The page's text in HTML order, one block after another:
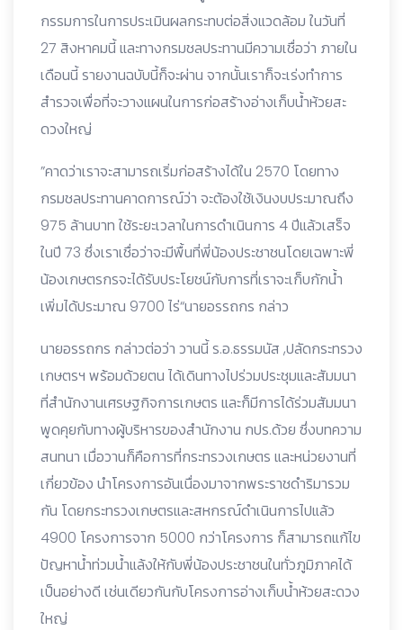
กรรมการในการประเมินผลกระทบต่อสิ่งแวดล้อม ในวันที่
27 สิงหาคมนี้ และทางกรมชลประทานมีความเชื่อว่า ภายใน
เดือนนี้ รายงานฉบับนี้ก็จะผ่าน จากนั้นเราก็จะเร่งทำการ
สำรวจเพื่อที่จะวางแผนในการก่อสร้างอ่างเก็บน้ำห้วยสะ
ดวงใหญ่
”คาดว่าเราจะสามารถเริ่มก่อสร้างได้ใน 2570 โดยทาง
กรมชลประทานคาดการณ์ว่า จะต้องใช้เงินงบประมาณถึง
975 ล้านบาท ใช้ระยะเวลาในการดำเนินการ 4 ปีแล้วเสร็จ
ในปี 73 ซึ่งเราเชื่อว่าจะมีพื้นที่พี่น้องประชาชนโดยเฉพาะพี่
น้องเกษตรกรจะได้รับประโยชน์กับการที่เราจะเก็บกักน้ำ
เพิ่มได้ประมาณ 9700 ไร่“นายอรรถกร กล่าว
นายอรรถกร กล่าวต่อว่า วานนี้ ร.อ.ธรรมนัส ,ปลัดกระทรวง
เกษตรฯ พร้อมด้วยตน ได้เดินทางไปร่วมประชุมและสัมมนา
ที่สำนักงานเศรษฐกิจการเกษตร และก็มีการได้ร่วมสัมมนา
พูดคุยกับทางผู้บริหารของสำนักงาน กปร.ด้วย ซึ่งบทความ
สนทนา เมื่อวานก็คือการที่กระทรวงเกษตร และหน่วยงานที่
เกี่ยวข้อง นำโครงการอันเนื่องมาจากพระราชดำริมารวม
กัน โดยกระทรวงเกษตรและสหกรณ์ดำเนินการไปแล้ว
4900 โครงการจาก 5000 กว่าโครงการ ก็สามารถแก้ไข
ปัญหาน้ำท่วมน้ำแล้งให้กับพี่น้องประชาชนในทั่วภูมิภาคได้
เป็นอย่างดี เช่นเดียวกันกับโครงการอ่างเก็บน้ำห้วยสะดวง
ใหญ่